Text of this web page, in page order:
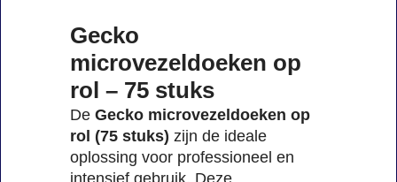
Gecko
microvezeldoeken op
rol – 75 stuks
De Gecko microvezeldoeken op
rol (75 stuks) zijn de ideale
oplossing voor professioneel en
intensief gebruik. Deze